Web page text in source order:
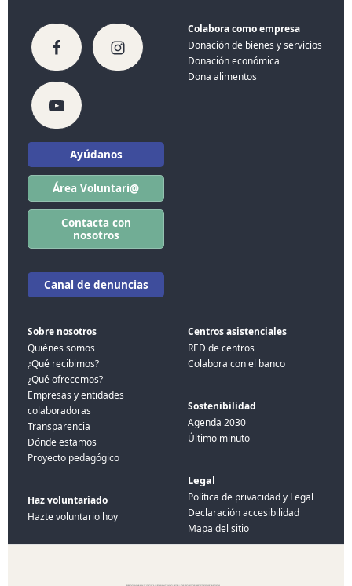
Ayúdanos
Área Voluntari@
Contacta con
nosotros
Canal de denuncias
Colabora como empresa
Donación de bienes y servicios
Donación económica
Dona alimentos
Sobre nosotros
Quiénes somos
¿Qué recibimos?
¿Qué ofrecemos?
Empresas y entidades
colaboradoras
Transparencia
Dónde estamos
Proyecto pedagógico
Haz voluntariado
Hazte voluntario hoy
Centros asistenciales
RED de centros
Colabora con el banco
Sostenibilidad
Agenda 2030
Último minuto
Legal
Política de privacidad y Legal
Declaración accesibilidad
Mapa del sitio